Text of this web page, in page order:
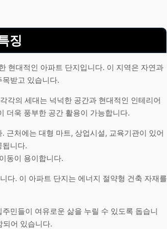
징
현대적인 아파트 단지입니다. 이 지역은 자연과
받고 있습니다.
각의 세대는 넉넉한 공간과 현대적인 인테리어
더욱 풍부한 공간 활용이 가능합니다.
근처에는 대형 마트, 상업시설, 교육기관이 있어
됩니다.
동이 용이합니다.
다. 이 아파트 단지는 에너지 절약형 건축 자재를
민들이 여유로운 삶을 누릴 수 있도록 돕습니
되어 있습니다.